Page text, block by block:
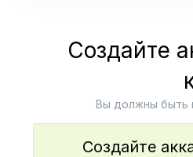
Создайте
Вы должны быть
Создайте